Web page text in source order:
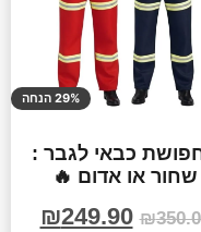
29% הנחה
כבאי לגבר :
שחור או אדום 🔥
₪
₪249.90